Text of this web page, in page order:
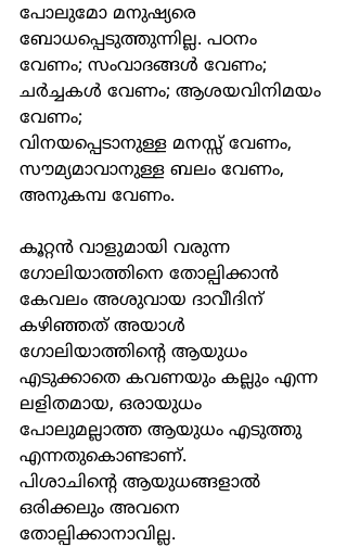
പോലുമോ മനുഷ്യരെ
ബോധപ്പെടുത്തുന്നില്ല. പഠനം
വേണം; സംവാദങ്ങൾ വേണം;
ചർച്ചകൾ വേണം; ആശയവിനിമയം
വേണം;
വിനയപ്പെടാനുള്ള മനസ്സ് വേണം,
സൗമ്യമാവാനുള്ള ബലം വേണം,
അനുകമ്പ വേണം.
കൂറ്റൻ വാളുമായി വരുന്ന
ഗോലിയാത്തിനെ തോല്പിക്കാൻ
കേവലം അശുവായ ദാവീദിന്
കഴിഞ്ഞത് അയാൾ
ഗോലിയാത്തിൻ്റെ ആയുധം
എടുക്കാതെ കവണയും കല്ലും എന്ന
ലളിതമായ, ഒരായുധം
പോലുമല്ലാത്ത ആയുധം എടുത്തു
എന്നതുകൊണ്ടാണ്.
പിശാചിൻ്റെ ആയുധങ്ങളാൽ
ഒരിക്കലും അവനെ
തോല്പിക്കാനാവില്ല.